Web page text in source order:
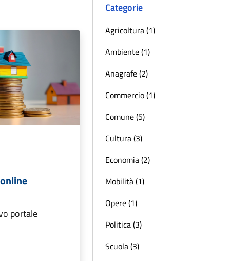
portale
Categorie
Agricoltura (1)
Ambiente (1)
Anagrafe (2)
Commercio (1)
Comune (5)
Cultura (3)
Economia (2)
Mobilità (1)
Opere (1)
Politica (3)
Scuola (3)